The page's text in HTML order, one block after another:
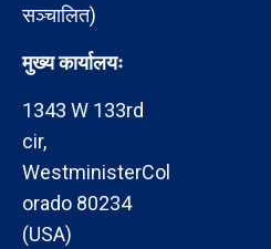
सञ्चालित)
मुख्य कार्यालयः
1343 W 133rd
cir,
WestministerCol
orado 80234
(USA)